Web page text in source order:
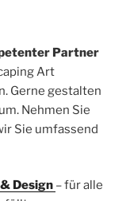
Partner
Art
Gerne gestalten
Nehmen Sie
Sie umfassend
Design – für alle